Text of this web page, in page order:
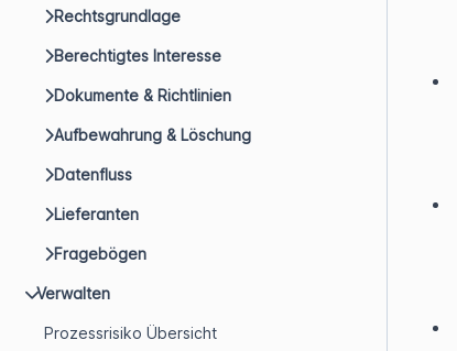
Rechtsgrundlage
Berechtigtes Interesse
Dokumente & Richtlinien
Aufbewahrung & Löschung
Datenfluss
Lieferanten
Fragebögen
Verwalten
Prozessrisiko Übersicht